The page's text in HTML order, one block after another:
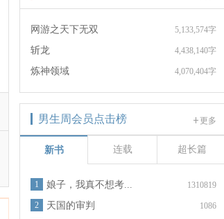
5,133,574字
网游之天下无双
4,438,140字
斩龙
4,070,404字
炼神领域
更多
男生周会员点击榜
新书 连载 超长篇
1310819
1 娘子，我真不想考...
1086
2 天国的审判